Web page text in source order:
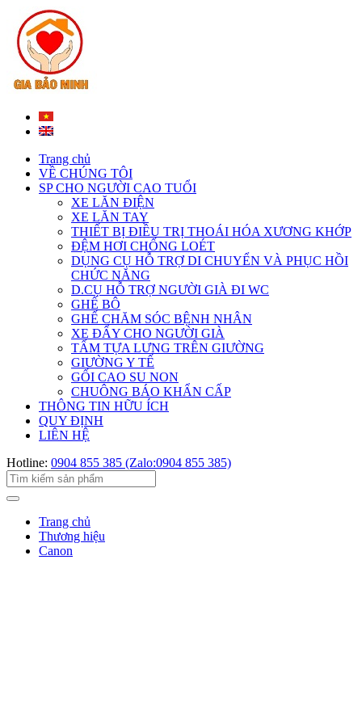
Trang chủ
VỀ CHÚNG TÔI
SP CHO NGƯỜI CAO TUỔI
XE LĂN ĐIỆN
XE LĂN TAY
THIẾT BỊ ĐIỀU TRỊ THOÁI HÓA XƯƠNG KHỚP
ĐỆM HƠI CHỐNG LOÉT
DỤNG CỤ HỖ TRỢ DI CHUYỂN VÀ PHỤC HỒI
CHỨC NĂNG
D.CỤ HỖ TRỢ NGƯỜI GIÀ ĐI WC
GHẾ BÔ
GHẾ CHĂM SÓC BỆNH NHÂN
XE ĐẨY CHO NGƯỜI GIÀ
TẤM TỰA LƯNG TRÊN GIƯỜNG
GIƯỜNG Y TẾ
GỐI CAO SU NON
CHUÔNG BÁO KHẨN CẤP
THÔNG TIN HỮU ÍCH
QUY ĐỊNH
LIÊN HỆ
Hotline: 0904 855 385 (Zalo:0904 855 385)
Trang chủ
Thương hiệu
Canon